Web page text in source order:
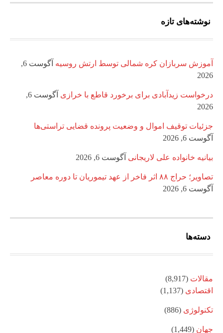
نوشته‌های تازه
آموزش سربازان کره شمالی توسط ارتش روسیه
آگوست 6,
2026
درخواست زیدآبادی برای برخورد قاطع با خرازی
آگوست 6,
2026
جزئیات توقیف اموال و وضعیت پرونده قضایی تراستی‌ها
آگوست 6, 2026
بیانیه خانواده علی لاریجانی آگوست 6, 2026
تصاویر؛ حراج ۸۸ اثر فاخر از عهد تیموریان تا دوره معاصر
آگوست 6, 2026
دسته‌ها
مقالات (8,917)
اقتصادی (1,137)
تکنولوژی (886)
جهان (1,449)